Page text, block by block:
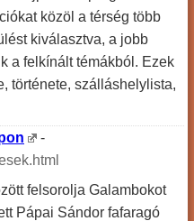
közöl a térség több
kiválasztva, a jobb
a felkínált témákból. Ezek
története, szálláshelylista,
-
felsorolja Galambokot
Pápai Sándor fafaragó